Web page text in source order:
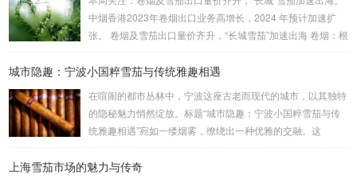
出刘某的落脚点。9月19日晚，眼看抓捕时机成熟，江津警方
联合区烟草专卖局将刘某抓获，当场扣押假冒某品牌雪茄假烟
26支。 据烟草专业人员表示，该批某...
中烟香港2023年卷烟出口业务高增长，2024 年预计加速扩
张。 卷烟及雪茄出口量价齐升，“长城雪茄”加速出海 卷烟：根
卷烟）出口额为2178.3 万美元，同比增长33.5%，出口量为2
19.2%，从9.14 美元/千支上升至10.89 美元/千支。 雪茄：根
据中国海关总署数据，2023 年...
城市隐趣：宁波小国粹雪茄与传统雅趣相遇
在喧闹的都市丛林中，宁波这座古老而现代的城市，以其独特
的隐秘魅力悄然绽放。标题“城市隐趣：宁波小国粹雪茄与传
统雅趣相遇”宛如一缕烟雾，缭绕出一种优雅的交融。这
微缩镜像，一种凝聚了匠心与传统的精致之物。它与古老的雅
上海雪茄市场的魅力与传奇